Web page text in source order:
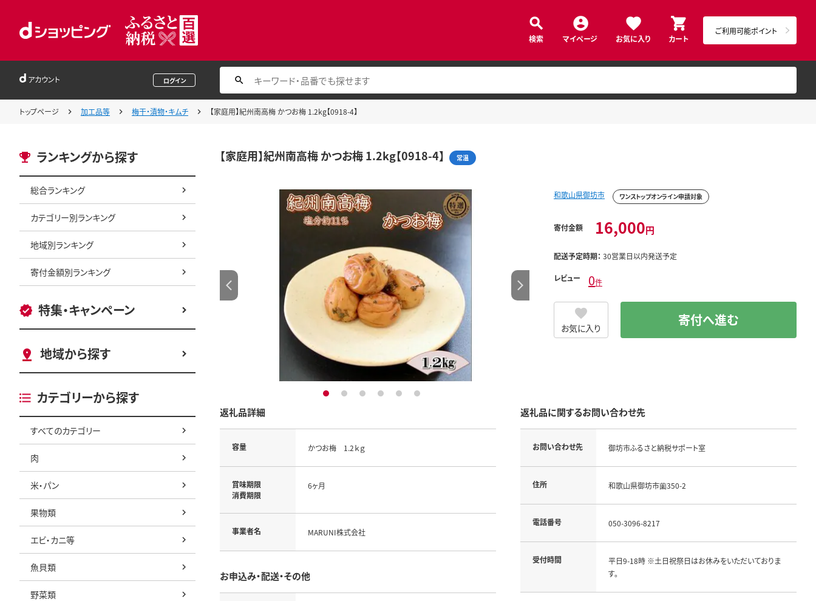
検索 マイページ お気に入り カート
ご利用可能ポイント
アカウント ログイン
トップページ 加工品等 梅干・漬物・キムチ 【家庭用】紀州南高梅 かつお梅 1.2kg【0918-4】
ランキングから探す
総合ランキング
カテゴリー別ランキング
地域別ランキング
寄付金額別ランキング
特集・キャンペーン
地域から探す
カテゴリーから探す
すべてのカテゴリー
肉
米・パン
果物類
エビ・カニ等
魚貝類
野菜類
【家庭用】紀州南高梅 かつお梅 1.2kg【0918-4】 常温
1 2 3 4 5 6
和歌山県御坊市 ワンストップオンライン申請対象
寄付金額 16,000円
配送予定時期： 30営業日以内発送予定
レビュー 0件
お気に入り 寄付へ進む
返礼品詳細
容量 かつお梅 1.2ｋｇ
賞味期限
消費期限
6ヶ月
事業者名 MARUNI株式会社
お申込み・配送・その他
返礼品に関するお問い合わせ先
お問い合わせ先 御坊市ふるさと納税サポート室
住所 和歌山県御坊市薗350-2
電話番号 050-3096-8217
受付時間
平日9-18時 ※土日祝祭日はお休みをいただいておりま
す。